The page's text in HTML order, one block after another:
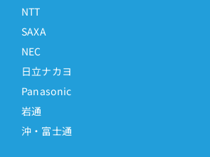
NTT
SAXA
NEC
日立ナカヨ
Panasonic
岩通
沖・富士通